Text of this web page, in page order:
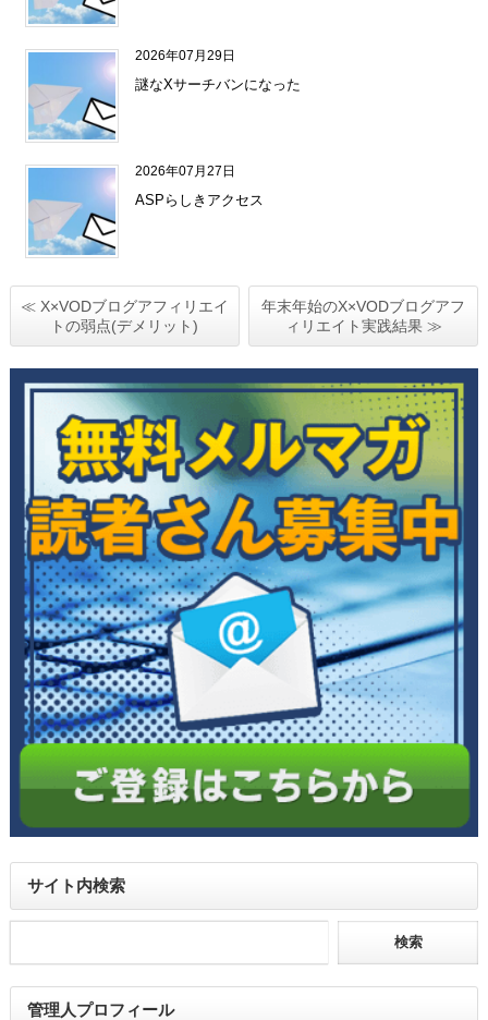
2026年07月29日
謎なXサーチバンになった
2026年07月27日
ASPらしきアクセス
≪ X×VODブログアフィリエイ
トの弱点(デメリット)
年末年始のX×VODブログアフ
ィリエイト実践結果 ≫
サイト内検索
管理人プロフィール